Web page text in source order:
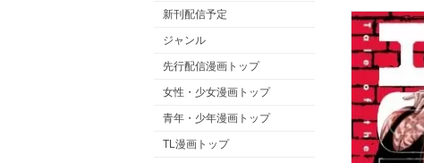
新刊配信予定
ジャンル
先行配信漫画トップ
女性・少女漫画トップ
青年・少年漫画トップ
TL漫画トップ